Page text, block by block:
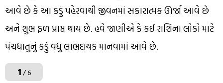
આવે છે કે આ કડું પહેરવાથી જીવનમાં સકારાત્મક ઊર્જા આવે છે
અને શુભ ફળ પ્રાપ્ત થાય છે. હવે જાણીએ કે કઈ રાશિના લોકો માટે
પંચધાતુનું કડું વધુ લાભદાયક માનવામાં આવે છે.
1/ 6